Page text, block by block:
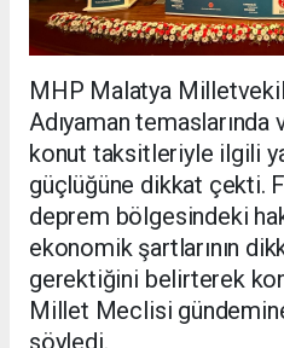
MHP Malatya
Adıyaman temaslarında
konut taksitleriyle ilgili
güçlüğüne dikkat çekti.
deprem bölgesindeki
ekonomik şartlarının
gerektiğini belirterek
Millet Meclisi gündemine
söyledi.